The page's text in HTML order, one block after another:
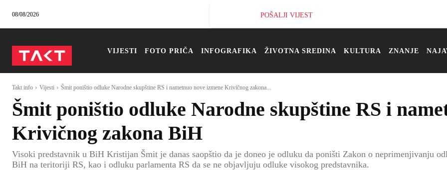
08/08/2026 POŠALJI VIJEST
VIJESTI FOTO PRIČA INFOGRAFIKA ŽIVOTNA SREDINA KULTURA ZNANJE
Takt info Vijesti Šmit poništio odluke Narodne skupštine RS i nametnuo nove izmene Krivičnog zakona...
Šmit poništio odluke Narodne skupštine RS i
Krivičnog zakona BiH
Visoki predstavnik u BiH Kristijan Šmit je danas saopštio da je doneo je odluku da poništi Zakon o neprimenjivanju
BiH na teritoriji RS, kao i odluku parlamenta RS da se ne objavljuju odluke visokog predstavnika.